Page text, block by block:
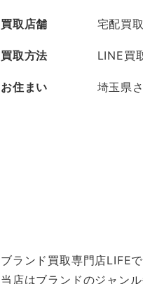
買取店舗 宅配買
買取方法 LINE買
お住まい 埼玉県
ブランド買取専門店LIFE
当店はブランドのジャン